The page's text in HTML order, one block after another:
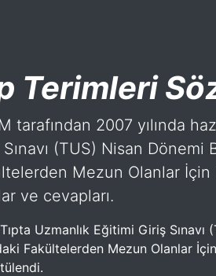
Terimleri
tarafından 2007 yılında
(TUS) Nisan Dönemi
Mezun Olanlar İçin
ve cevapları.
Uzmanlık Eğitimi Giriş Sınavı
Fakültelerden Mezun Olanlar